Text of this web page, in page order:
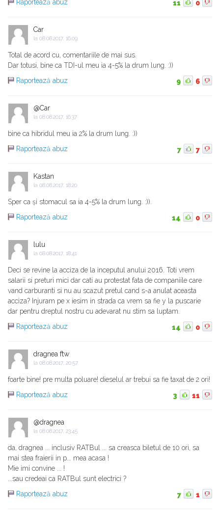
Raportează abuz 11 0
Car
la 08.08.2017, 16:09
Total de acord cu, comentariile de mai sus.
Dar totusi, bine ca TDI-ul meu ia 4-5% la drum lung. :))
Raportează abuz
9 6
@Car
la 08.08.2017, 16:37
bine ca hibridul meu ia 2% la drum lung. :))
Raportează abuz
7 7
Kastan
la 08.08.2017, 18:20
Sper ca și stomacul sa ia 4-5% la drum lung. :)).
Raportează abuz
14 0
lulu
la 08.08.2017, 18:41
Deci se revine la acciza de la inceputul anului 2016. Toti vrem
salarii si preturi mici dar cati au protestat fata de companiile care
vand carburanti si nu au scazut pretul cand s-a anulat aceasta
acciza? Injuram pe x iesim in strada ca vrem sa fie y la puscarie
dar pentru dreptul nostru cu adevarat nu stim sa luptam.
Raportează abuz
14 0
dragnea ftw
la 08.08.2017, 20:57
foarte bine! pre multa poluare! dieselul ar trebui sa fie taxat de 2 ori!
Raportează abuz
3 11
@dragnea
la 08.08.2017, 23:45
da, dragnea ... inclusiv RATBul ... sa creasca biletul de 10 ori, sa
mai stea fraierii in p... mea acasa !
Mie imi convine ... !
...sau credeai ca RATBul sunt electrici ?
Raportează abuz
7 1